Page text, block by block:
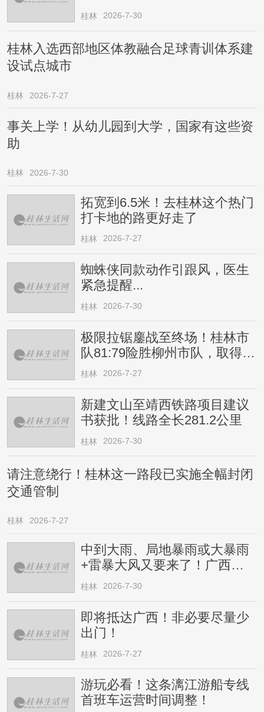
桂林 2026-7-30
桂林入选西部地区体教融合足球青训体系建
设试点城市
桂林 2026-7-27
事关上学！从幼儿园到大学，国家有这些资
助
桂林 2026-7-30
拓宽到6.5米！去桂林这个热门
打卡地的路更好走了
桂林 2026-7-27
蜘蛛侠同款动作引跟风，医生
紧急提醒...
桂林 2026-7-30
极限拉锯鏖战至终场！桂林市
队81:79险胜柳州市队，取得四
连胜
桂林 2026-7-27
新建文山至靖西铁路项目建议
书获批！线路全长281.2公里
桂林 2026-7-30
请注意绕行！桂林这一路段已实施全幅封闭
交通管制
桂林 2026-7-27
中到大雨、局地暴雨或大暴雨
+雷暴大风又要来了！广西人
请注意
桂林 2026-7-30
即将抵达广西！非必要尽量少
出门！
桂林 2026-7-27
游玩必看！这条漓江游船专线
首班车运营时间调整！